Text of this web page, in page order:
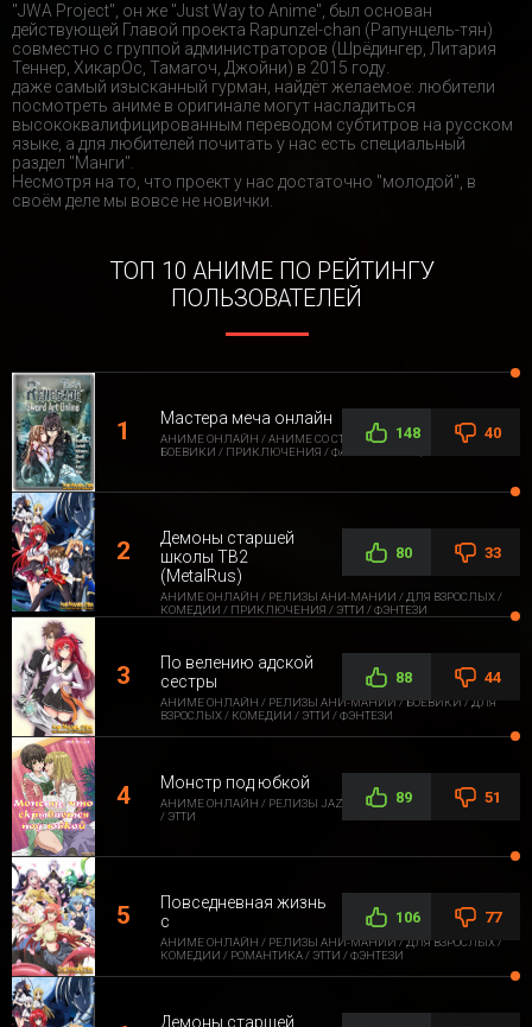
"JWA Project", он же "Just Way to Anime", был основан
действующей Главой проекта Rapunzel-chan (Рапунцель-тян)
совместно с группой администраторов (Шрёдингер, Литария
Теннер, ХикарОс, Тамагоч, Джойни) в 2015 году.
даже самый изысканный гурман, найдёт желаемое: любители
посмотреть аниме в оригинале могут насладиться
высококвалифицированным переводом субтитров на русском
языке, а для любителей почитать у нас есть специальный
раздел "Манги".
Несмотря на то, что проект у нас достаточно "молодой", в
своём деле мы вовсе не новички.
ТОП 10 АНИМЕ ПО РЕЙТИНГУ
ПОЛЬЗОВАТЕЛЕЙ
Мастера меча онлайн
АНИМЕ ОНЛАЙН / АНИМЕ СО СТОРОННЕЙ ОЗВУЧКОЙ /
БОЕВИКИ / ПРИКЛЮЧЕНИЯ / ФАНТАСТИКА / ФЭНТЕЗИ
148 40
Демоны старшей
школы ТВ2
(MetalRus)
АНИМЕ ОНЛАЙН / РЕЛИЗЫ АНИ-МАНИИ / ДЛЯ ВЗРОСЛЫХ /
КОМЕДИИ / ПРИКЛЮЧЕНИЯ / ЭТТИ / ФЭНТЕЗИ
80 33
По велению адской
сестры
АНИМЕ ОНЛАЙН / РЕЛИЗЫ АНИ-МАНИИ / БОЕВИКИ / ДЛЯ
ВЗРОСЛЫХ / КОМЕДИИ / ЭТТИ / ФЭНТЕЗИ
88 44
Монстр под юбкой
АНИМЕ ОНЛАЙН / РЕЛИЗЫ JAZZWAY ANIME / ДЛЯ ВЗРОСЛЫХ
/ ЭТТИ
89 51
Повседневная жизнь
с
АНИМЕ ОНЛАЙН / РЕЛИЗЫ АНИ-МАНИИ / ДЛЯ ВЗРОСЛЫХ /
КОМЕДИИ / РОМАНТИКА / ЭТТИ / ФЭНТЕЗИ
106 77
Демоны старшей